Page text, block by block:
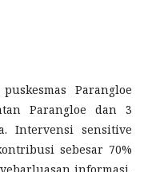
Parangloe
Parangloe dan 3
Intervensi sensitive
sebesar 70%